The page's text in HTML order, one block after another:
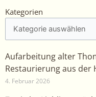
Kategorien
Kategorien
Aufarbeitung alter
Restaurierung aus der
4. Februar 2026